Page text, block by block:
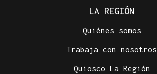
LA REGIÓN
Quiénes somos
Trabaja con nosotros
Quiosco La Región